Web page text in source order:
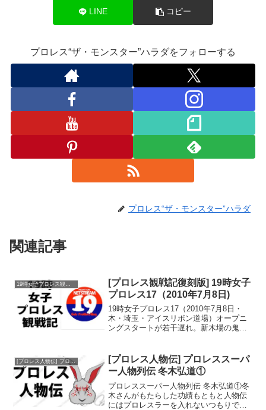
ss
ro
o
m
LINE コピー
プロレス“ザ・モンスター”ハラダをフォローする
プロレス“ザ・モンスター”ハラダ
関連記事
19時女子プロレス観戦記
[プロレス観戦記復刻版] 19時女子
プロレス17（2010年7月8日)
19時女子プロレス17（2010年7月8日・
木・埼玉・アイスリボン道場）オープニ
ングスタートが若干遅れ。新木場の鬼神
任。で、MCはやっぱり現役選手のシーク
レット．ベース...
[プロレス人物伝] プロレススーパー人物列伝
[プロレス人物伝] プロレススーパ
ー人物列伝 冬木弘道①
プロレススーパー人物列伝 冬木弘道①冬
木さんがもたらした功績もともと人物伝
にはプロレスラーを入れないつもりでい